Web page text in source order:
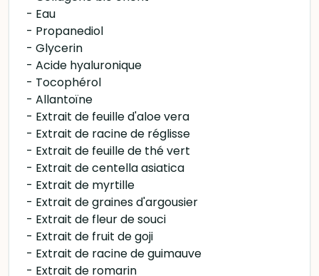
- Eau
- Propanediol
- Glycerin
- Acide hyaluronique
- Tocophérol
- Allantoïne
- Extrait de feuille d'aloe vera
- Extrait de racine de réglisse
- Extrait de feuille de thé vert
- Extrait de centella asiatica
- Extrait de myrtille
- Extrait de graines d'argousier
- Extrait de fleur de souci
- Extrait de fruit de goji
- Extrait de racine de guimauve
- Extrait de romarin